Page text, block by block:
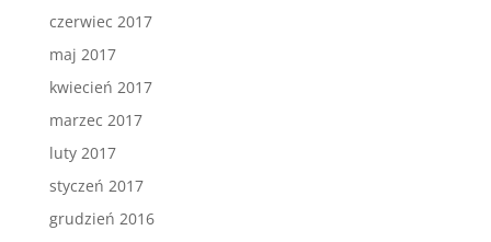
czerwiec 2017
maj 2017
kwiecień 2017
marzec 2017
luty 2017
styczeń 2017
grudzień 2016